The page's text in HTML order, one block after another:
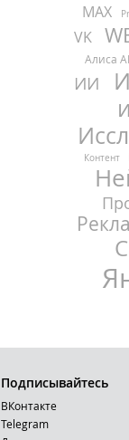
MAX
VK
Алиса AI
ИИ
Контент
Подписывайтесь
ВКонтакте
Telegram